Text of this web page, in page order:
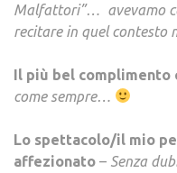
Malfattori”… avevamo
recitare in quel contesto
Il più bel complimento
come sempre…
Lo spettacolo/il mio
affezionato – Senza